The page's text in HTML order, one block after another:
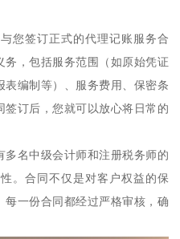
您签订正式的代理记账服务合
务，包括服务范围（如原始凭证
编制等）、服务费用、保密条
订后，您就可以放心将日常的
名中级会计师和注册税务师的
。合同不仅是对客户权益的保
一份合同都经过严格审核，确